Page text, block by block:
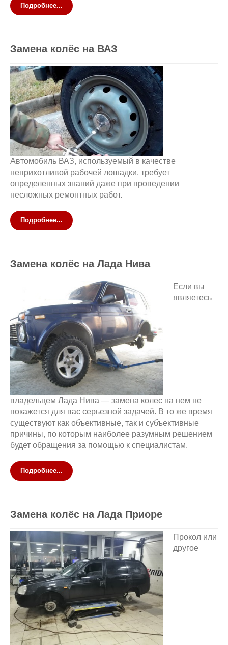
Подробнее...
Замена колёс на ВАЗ
Автомобиль ВАЗ, используемый в качестве
неприхотливой рабочей лошадки, требует
определенных знаний даже при проведении
несложных ремонтных работ.
Подробнее...
Замена колёс на Лада Нива
Если вы
являетесь
владельцем Лада Нива — замена колес на нем не
покажется для вас серьезной задачей. В то же время
существуют как объективные, так и субъективные
причины, по которым наиболее разумным решением
будет обращения за помощью к специалистам.
Подробнее...
Замена колёс на Лада Приоре
Прокол или
другое